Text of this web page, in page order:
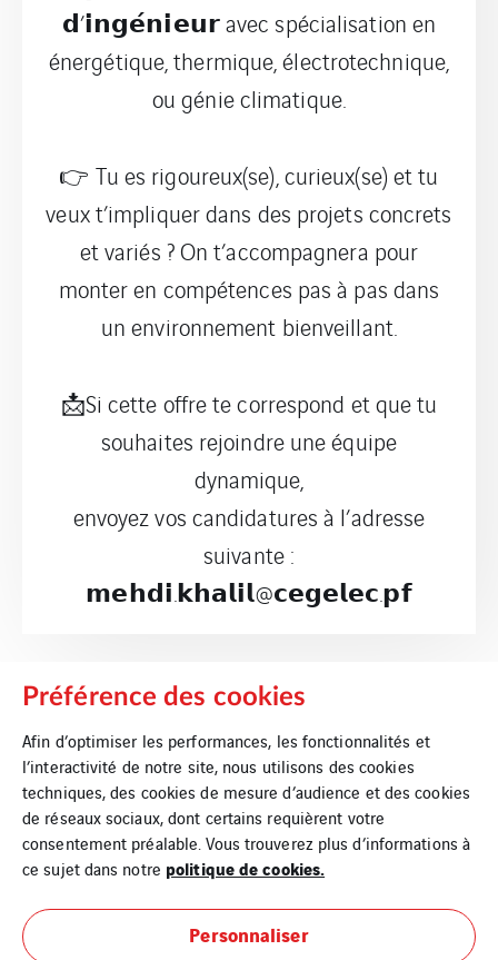
𝗱’𝗶𝗻𝗴𝗲́𝗻𝗶𝗲𝘂𝗿 avec spécialisation en
énergétique, thermique, électrotechnique,
ou génie climatique.
👉 Tu es rigoureux(se), curieux(se) et tu
veux t’impliquer dans des projets concrets
et variés ? On t’accompagnera pour
monter en compétences pas à pas dans
un environnement bienveillant.
📩Si cette offre te correspond et que tu
souhaites rejoindre une équipe
dynamique,
envoyez vos candidatures à l’adresse
suivante :
𝗺𝗲𝗵𝗱𝗶.𝗸𝗵𝗮𝗹𝗶𝗹@𝗰𝗲𝗴𝗲𝗹𝗲𝗰.𝗽𝗳
Préférence des cookies
Afin d’optimiser les performances, les fonctionnalités et
l’interactivité de notre site, nous utilisons des cookies
techniques, des cookies de mesure d’audience et des cookies
de réseaux sociaux, dont certains requièrent votre
consentement préalable. Vous trouverez plus d’informations à
ce sujet dans notre politique de cookies.
Personnaliser